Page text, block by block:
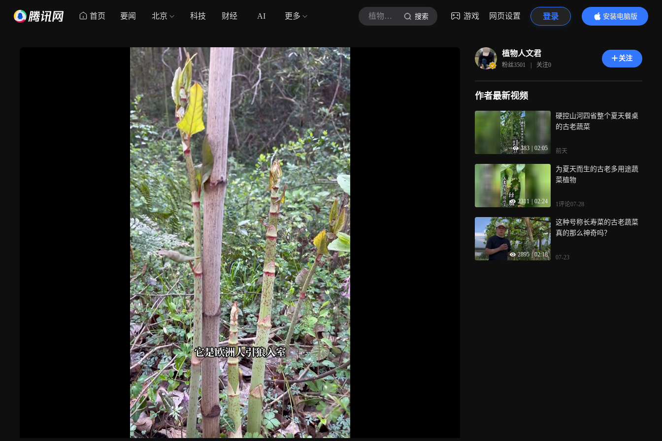
首页 要闻 北京 科技 财经 AI 更多 植物人文君 搜索 游戏 网页设置 登录
安装电脑版
内容更精彩
植物人文君
粉丝3501 | 关注0
关注
作者最新视频
383 02:05
硬控山河四省整个夏天餐桌
的古老蔬菜
前天
2311 02:24
为夏天而生的古老多用途蔬
菜植物
1评论07-28
2895 02:18
这种号称长寿菜的古老蔬菜
真的那么神奇吗？
07-23